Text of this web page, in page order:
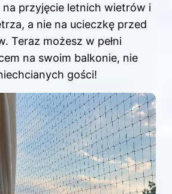
przyjęcie letnich wietrów i
a nie na ucieczkę przed
Teraz możesz w pełni
na swoim balkonie, nie
gości!